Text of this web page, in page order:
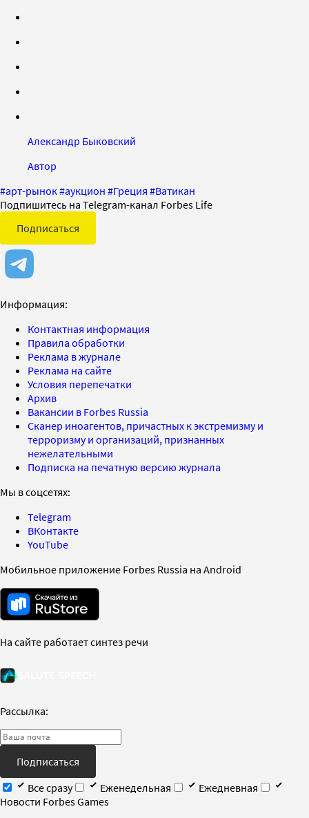
Александр Быковский
Автор
#арт-рынок#аукцион #Греция #Ватикан
Подпишитесь на Telegram-канал Forbes Life
Подписаться
Информация:
Контактная информация
Правила обработки
Реклама в журнале
Реклама на сайте
Условия перепечатки
Архив
Вакансии в Forbes Russia
Сканер иноагентов, причастных к экстремизму и
терроризму и организаций, признанных
нежелательными
Подписка на печатную версию журнала
Мы в соцсетях:
Telegram
ВКонтакте
YouTube
Мобильное приложение Forbes Russia на Android
На сайте работает синтез речи
Рассылка:
Подписаться
Все сразу
Еженедельная
Ежедневная
Новости Forbes Games